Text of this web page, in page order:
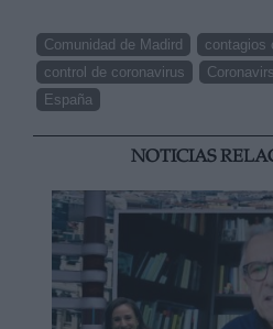
Comunidad de Madird contagios
control de coronavirus
Coronavirs
España
NOTICIAS